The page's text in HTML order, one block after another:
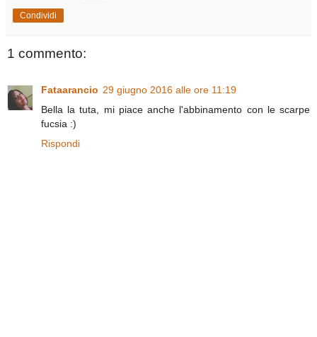
Condividi
1 commento:
Fataarancio 29 giugno 2016 alle ore 11:19
Bella la tuta, mi piace anche l'abbinamento con le scarpe
fucsia :)
Rispondi